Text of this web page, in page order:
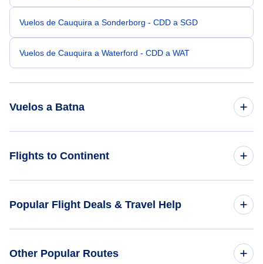
Vuelos de Cauquira a Sonderborg - CDD a SGD
Vuelos de Cauquira a Waterford - CDD a WAT
Vuelos a Batna
Vuelos de Concepción a Batna - CCP a BLJ
Flights to Continent
Flights to Caribbean
Popular Flight Deals & Travel Help
Other Popular Routes